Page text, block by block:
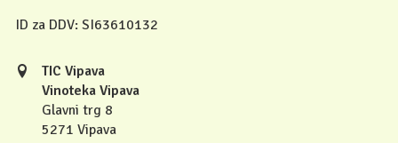
ID za DDV: SI63610132
TIC Vipava
Vinoteka Vipava
Glavni trg 8
5271 Vipava